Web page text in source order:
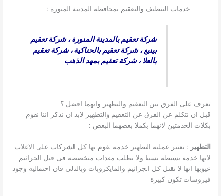
خدمات التنظيف والتعقيم بمحافظة المدينة المنورة :
شركة تعقيم بالمدينة المنورة،شركة تعقيم
بينبع،شركة تعقيم بالحناكية،شركة تعقيم
بالعلا،شركة تعقيم بمهد الذهب
تعرف على الفرق بين التعقيم والتطهير وايهما افضل ؟
قبل ان نتكلم عن الفرق عن التعقيم والتطهير لابد ان نذكر اننا نقوم
بكلات الخدمتين لانهما يكملا بعضهما البعض :
التطهير : تعتبر عملية التطهير خدمة تقوم بها كل الشركات على الاغلاب
لانها خدمة بسيطة نسبيا ولا تطلب معدات متخصصة فى قتل الجراثيم
عيوبها انها لا تقتل كل الجراثيم والمايكروبات وبالتالى فان احتمالية وجود
فيروسات تكون كبيرة